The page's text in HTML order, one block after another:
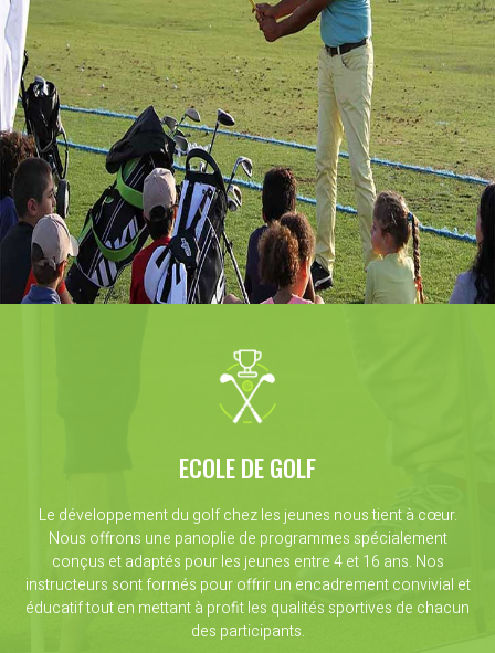
ECOLE DE GOLF
Le développement du golf chez les jeunes nous tient à cœur.
Nous offrons une panoplie de programmes spécialement
conçus et adaptés pour les jeunes entre 4 et 16 ans. Nos
instructeurs sont formés pour offrir un encadrement convivial et
éducatif tout en mettant à profit les qualités sportives de chacun
des participants.